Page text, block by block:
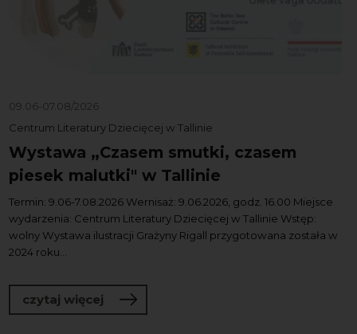
09.06-07.08/2026
Centrum Literatury Dziecięcej w Tallinie
Wystawa „Czasem smutki, czasem
piesek malutki" w Tallinie
Termin: 9.06-7.08.2026 Wernisaż: 9.06.2026, godz. 16.00 Miejsce
wydarzenia: Centrum Literatury Dziecięcej w Tallinie Wstęp:
wolny Wystawa ilustracji Grażyny Rigall przygotowana została w
2024 roku...
czytaj więcej o Wystawa „Czasem smutki, czasem